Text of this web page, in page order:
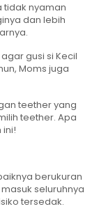
tidak nyaman
dan lebih
gusi si Kecil
Moms juga
teether yang
teether. Apa
ini!
berukuran
seluruhnya
tersedak.